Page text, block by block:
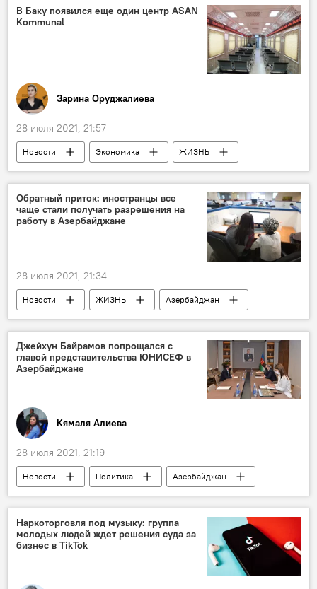
Европа
В Баку появился еще один центр ASAN
Kommunal
Зарина Оруджалиева
28 июля 2021, 21:57
Новости Экономика
ЖИЗНЬ
Азербайджан
ASAN Kommunal
Баку
Обратный приток: иностранцы все
чаще стали получать разрешения на
работу в Азербайджане
28 июля 2021, 21:34
Новости ЖИЗНЬ
Азербайджан
Новости мира
иностранцы
Разрешение
Работа
Государственная миграционная служба АР
Джейхун Байрамов попрощался с
главой представительства ЮНИСЕФ в
Азербайджане
Кямаля Алиева
28 июля 2021, 21:19
Новости Политика
Азербайджан
ЖИЗНЬ
ЮНИСЕФ
Джейхун Байрамов
Наркоторговля под музыку: группа
молодых людей ждет решения суда за
бизнес в TikTok